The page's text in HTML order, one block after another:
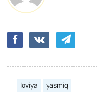
loviya yasmiq